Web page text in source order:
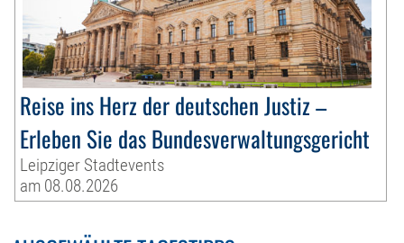
Reise ins Herz der deutschen Justiz –
Erleben Sie das Bundesverwaltungsgericht
Leipziger Stadtevents
am 08.08.2026